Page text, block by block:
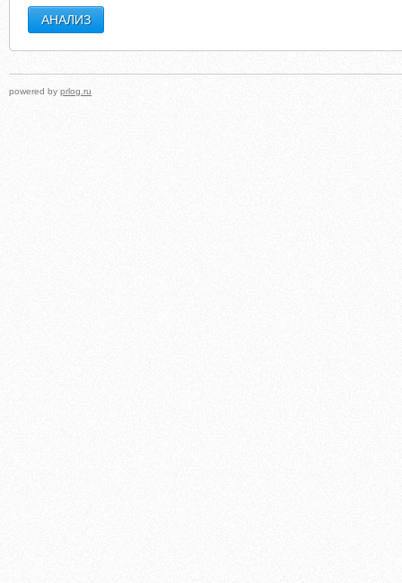
powered by prlog.ru